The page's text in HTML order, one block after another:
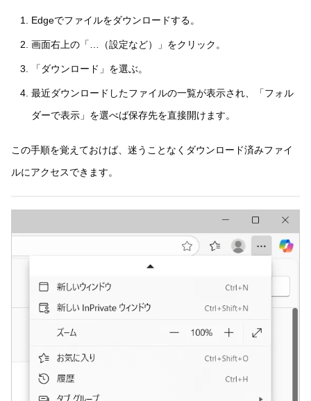
Edgeでファイルをダウンロードする。
画面右上の「…（設定など）」をクリック。
「ダウンロード」を選ぶ。
最近ダウンロードしたファイルの一覧が表示され、「フォル
ダーで表示」を選べば保存先を直接開けます。
この手順を覚えておけば、迷うことなくダウンロード済みファイ
ルにアクセスできます。